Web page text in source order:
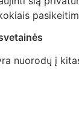
nuorodų į